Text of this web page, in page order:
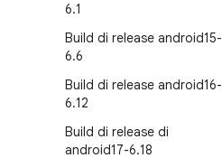
6.1
Build di release android15-
6.6
Build di release android16-
6.12
Build di release di
android17-6.18